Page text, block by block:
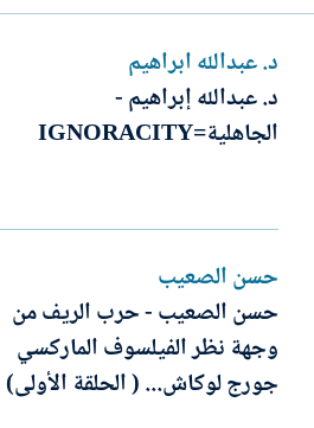
د. عبدالله ابراهيم
د. عبدالله إبراهيم -
الجاهلية=IGNORACITY
حسن الصعيب
حسن الصعيب - حرب الريف من
وجهة نظر الفيلسوف الماركسي
جورج لوكاش... ( الحلقة الأولى)